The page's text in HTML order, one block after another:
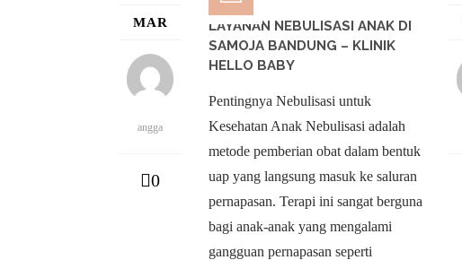
MAR
angga
0
LAYANAN NEBULISASI ANAK DI
SAMOJA BANDUNG – KLINIK
HELLO BABY
Pentingnya Nebulisasi untuk
Kesehatan Anak Nebulisasi adalah
metode pemberian obat dalam bentuk
uap yang langsung masuk ke saluran
pernapasan. Terapi ini sangat berguna
bagi anak-anak yang mengalami
gangguan pernapasan seperti